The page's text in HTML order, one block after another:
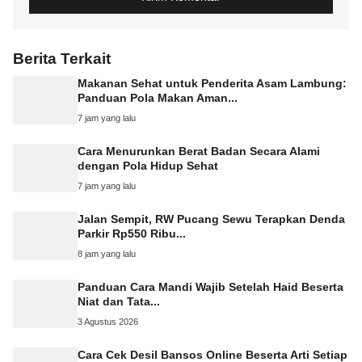
Berita Terkait
Makanan Sehat untuk Penderita Asam Lambung:
Panduan Pola Makan Aman...
7 jam yang lalu
Cara Menurunkan Berat Badan Secara Alami
dengan Pola Hidup Sehat
7 jam yang lalu
Jalan Sempit, RW Pucang Sewu Terapkan Denda
Parkir Rp550 Ribu...
8 jam yang lalu
Panduan Cara Mandi Wajib Setelah Haid Beserta
Niat dan Tata...
3 Agustus 2026
Cara Cek Desil Bansos Online Beserta Arti Setiap